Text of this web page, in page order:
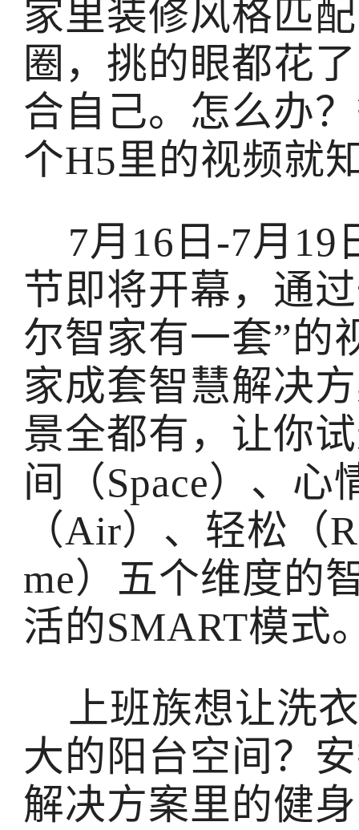
家里装修风格匹
圈，挑的眼都花
合自己。怎么办
个H5里的视频就
7月16日-7月19
节即将开幕，通
尔智家有一套”的
家成套智慧解决
景全都有，让你
间（Space）、
（Air）、轻松（
me）五个维度的
活的SMART模式
上班族想让洗
大的阳台空间？
解决方案里的健